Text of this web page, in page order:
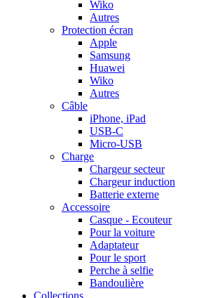
Wiko
Autres
Protection écran
Apple
Samsung
Huawei
Wiko
Autres
Câble
iPhone, iPad
USB-C
Micro-USB
Charge
Chargeur secteur
Chargeur induction
Batterie externe
Accessoire
Casque - Ecouteur
Pour la voiture
Adaptateur
Pour le sport
Perche à selfie
Bandoulière
Collections